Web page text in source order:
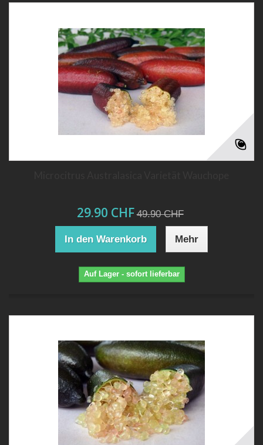
29.90 CHF 49.90 CHF
In den Warenkorb Mehr
Auf Lager - sofort lieferbar